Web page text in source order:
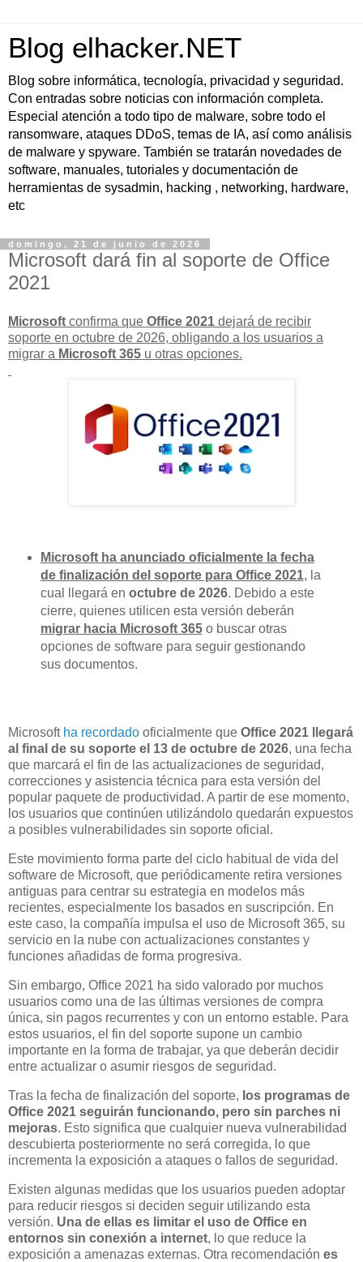
Blog elhacker.NET
Blog sobre informática, tecnología, privacidad y seguridad.
Con entradas sobre noticias con información completa.
Especial atención a todo tipo de malware, sobre todo el
ransomware, ataques DDoS, temas de IA, así como análisis
de malware y spyware. También se tratarán novedades de
software, manuales, tutoriales y documentación de
herramientas de sysadmin, hacking , networking, hardware,
etc
domingo, 21 de junio de 2026
Microsoft dará fin al soporte de Office
2021
Microsoft confirma que Office 2021 dejará de recibir
soporte en octubre de 2026, obligando a los usuarios a
migrar a Microsoft 365 u otras opciones.
Microsoft ha anunciado oficialmente la fecha
de finalización del soporte para Office 2021, la
cual llegará en octubre de 2026. Debido a este
cierre, quienes utilicen esta versión deberán
migrar hacia Microsoft 365o buscar otras
opciones de software para seguir gestionando
sus documentos.
Microsoft ha recordado oficialmente que Office 2021 llegará
al final de su soporte el 13 de octubre de 2026, una fecha
que marcará el fin de las actualizaciones de seguridad,
correcciones y asistencia técnica para esta versión del
popular paquete de productividad. A partir de ese momento,
los usuarios que continúen utilizándolo quedarán expuestos
a posibles vulnerabilidades sin soporte oficial.
Este movimiento forma parte del ciclo habitual de vida del
software de Microsoft, que periódicamente retira versiones
antiguas para centrar su estrategia en modelos más
recientes, especialmente los basados en suscripción. En
este caso, la compañía impulsa el uso de Microsoft 365, su
servicio en la nube con actualizaciones constantes y
funciones añadidas de forma progresiva.
Sin embargo, Office 2021 ha sido valorado por muchos
usuarios como una de las últimas versiones de compra
única, sin pagos recurrentes y con un entorno estable. Para
estos usuarios, el fin del soporte supone un cambio
importante en la forma de trabajar, ya que deberán decidir
entre actualizar o asumir riesgos de seguridad.
Tras la fecha de finalización del soporte, los programas de
Office 2021 seguirán funcionando, pero sin parches ni
mejoras. Esto significa que cualquier nueva vulnerabilidad
descubierta posteriormente no será corregida, lo que
incrementa la exposición a ataques o fallos de seguridad.
Existen algunas medidas que los usuarios pueden adoptar
para reducir riesgos si deciden seguir utilizando esta
versión. Una de ellas es limitar el uso de Office en
entornos sin conexión a internet, lo que reduce la
exposición a amenazas externas. Otra recomendación es